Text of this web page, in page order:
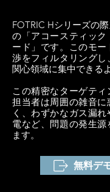
FOTRIC Hシリーズの
の「アコースティック
ード」です。このモ
渉をフィルタリング
関心領域に集中できる
この精密なターゲテ
担当者は周囲の雑音に
く、わずかなガス漏
電など、問題の発生源
ます。
無料デ